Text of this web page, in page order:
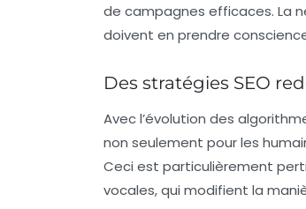
de campagnes efficaces. La
doivent en prendre
Des stratégies SEO
Avec l’évolution des
non seulement pour les
Ceci est particulièrement
vocales, qui modifient la